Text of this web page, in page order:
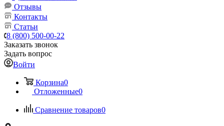
Отзывы
Контакты
Статьи
8 (800) 500-00-22
Заказать звонок
Задать вопрос
Войти
Корзина0
Отложенные0
Сравнение товаров0